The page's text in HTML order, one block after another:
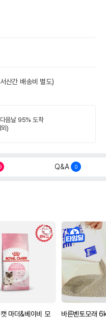
산간 배송비 별도)
다음날 95% 도착
)
Q&A 0
마더&베이비 모
바른벤토모래